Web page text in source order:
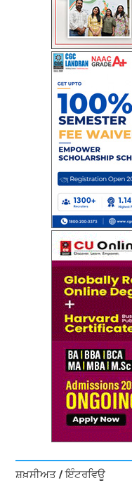
ਸ਼ਖ਼ਸੀਅਤ / ਇੰਟਰਵਿਊ